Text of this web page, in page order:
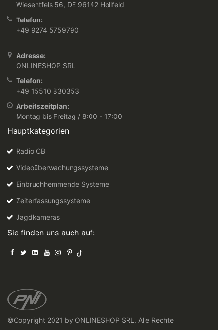
Wiesentfels 56, DE 96142 Hollfeld
Telefon:
+49 9274 5759790
Adresse:
ONLINESHOP SRL
Telefon:
+49 15510 830353
Arbeitszeitplan:
Montag bis Freitag / 8:00 - 17:00
Hauptkategorien
Radio CB
Videoüberwachungssysteme
Einbruchhemmende Systeme
Zeiterfassungssysteme
Jagdkameras
Sie finden uns auch auf:
©Copyright 2021 by ONLINESHOP SRL. Alle Rechte